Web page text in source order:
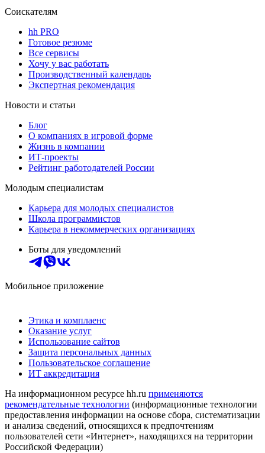
Соискателям
hh PRO
Готовое резюме
Все сервисы
Хочу у вас работать
Производственный календарь
Экспертная рекомендация
Новости и статьи
Блог
О компаниях в игровой форме
Жизнь в компании
ИТ-проекты
Рейтинг работодателей России
Молодым специалистам
Карьера для молодых специалистов
Школа программистов
Карьера в некоммерческих организациях
Боты для уведомлений
Мобильное приложение
Этика и комплаенс
Оказание услуг
Использование сайтов
Защита персональных данных
Пользовательское соглашение
ИТ аккредитация
На информационном ресурсе hh.ru применяются
рекомендательные технологии (информационные технологии
предоставления информации на основе сбора, систематизации
и анализа сведений, относящихся к предпочтениям
пользователей сети «Интернет», находящихся на территории
Российской Федерации)